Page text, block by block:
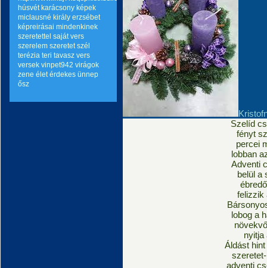
húsvét karácsony képek
miclausné király erzsébet
képreirásai mindenkinek
szeretettel saját vers
szerelem szeretet szél
terézia teri tavasz vers
versek vinpet942 virágok
zene élet érdekes ünnep
ősz
Szelíd
fényt
percei
lobban
Adventi
belül a
felizzik
lobog a
nyitja
Áldást
adventi